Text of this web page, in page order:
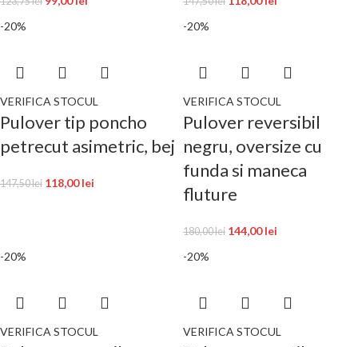
-20%
VERIFICA STOCUL
Pulover tip poncho
petrecut asimetric, bej
147,50lei 118,00lei
-20%
VERIFICA STOCUL
Pulover reversibil
negru, oversize cu
funda si maneca
fluture
180,00lei 144,00lei
-20%
VERIFICA STOCUL
-20%
VERIFICA STOCUL